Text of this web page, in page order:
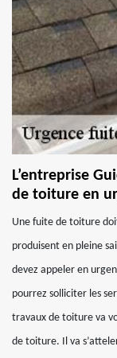
L’entreprise
de toiture en
Une fuite de toiture
produisent en pleine
devez appeler en
pourrez solliciter les
travaux de toiture va
de toiture. Il va